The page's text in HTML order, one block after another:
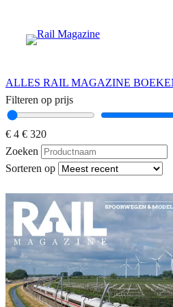
ALLES RAIL MAGAZINE
Filteren op prijs
€ 4 € 320
Zoeken
Sorteren op